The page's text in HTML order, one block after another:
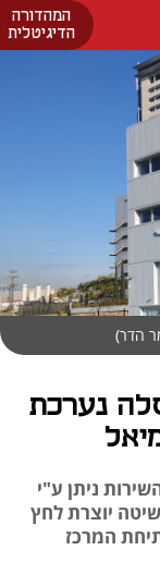
המהדורה
הדיגיטלית
הדר)
נערכת
ניתן ע"י
יוצרת לחץ
המרכז